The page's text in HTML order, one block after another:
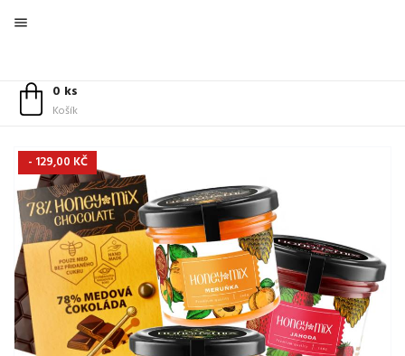

0 ks
Košík
- 129,00 KČ